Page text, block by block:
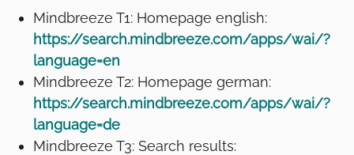
Mindbreeze T1: Homepage english:
https://search.mindbreeze.com/apps/wai/?
language=en
Mindbreeze T2: Homepage german:
https://search.mindbreeze.com/apps/wai/?
language=de
Mindbreeze T3: Search results: